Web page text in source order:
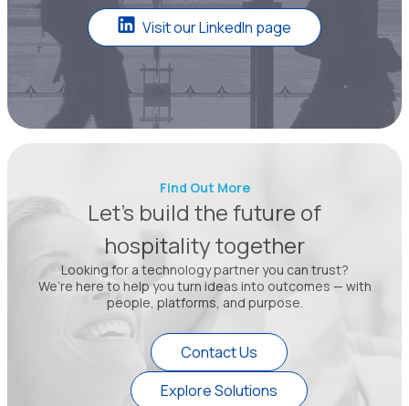
Visit our LinkedIn page
Find Out More
Let’s build the future of
hospitality together
Looking for a technology partner you can trust?
We’re here to help you turn ideas into outcomes — with
people, platforms, and purpose.
Contact Us
Explore Solutions